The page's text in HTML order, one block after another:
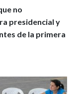
no
presidencial y
de la primera